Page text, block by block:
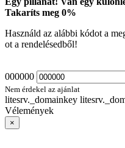
Takaríts meg 0%
Használd az alábbi kódot a
ot a rendelésedből!
000000
Nem érdekel az ajánlat
litesrv._domainkey
Vélemények
×